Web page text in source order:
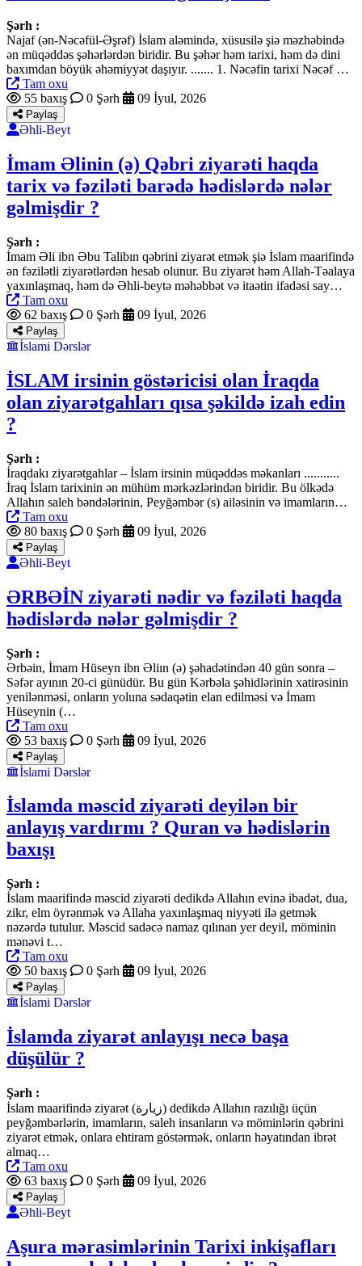
Şərh :
Najaf (ən-Nəcəfül-Əşrəf) İslam aləmində, xüsusilə şiə məzhəbində
ən müqəddəs şəhərlərdən biridir. Bu şəhər həm tarixi, həm də dini
baxımdan böyük əhəmiyyət daşıyır. ....... 1. Nəcəfin tarixi Nəcəf …
Tam oxu
55 baxış
0 Şərh 09 İyul, 2026
Paylaş
Əhli-Beyt
İmam Əlinin (ə) Qəbri ziyarəti haqda
tarix və fəziləti barədə hədislərdə nələr
gəlmişdir ?
Şərh :
İmam Əli ibn Əbu Talibın qəbrini ziyarət etmək şiə İslam maarifində
ən fəzilətli ziyarətlərdən hesab olunur. Bu ziyarət həm Allah-Təalaya
yaxınlaşmaq, həm də Əhli-beytə məhəbbət və itaətin ifadəsi say…
Tam oxu
62 baxış
0 Şərh 09 İyul, 2026
Paylaş
İslami Dərslər
İSLAM irsinin göstəricisi olan İraqda
olan ziyarətgahları qısa şəkildə izah edin
?
Şərh :
İraqdakı ziyarətgahlar – İslam irsinin müqəddəs məkanları ...........
İraq İslam tarixinin ən mühüm mərkəzlərindən biridir. Bu ölkədə
Allahın saleh bəndələrinin, Peyğəmbər (s) ailəsinin və imamların…
Tam oxu
80 baxış
0 Şərh 09 İyul, 2026
Paylaş
Əhli-Beyt
ƏRBƏİN ziyarəti nədir və fəziləti haqda
hədislərdə nələr gəlmişdir ?
Şərh :
Ərbəin, İmam Hüseyn ibn Əliın (ə) şəhadətindən 40 gün sonra –
Səfər ayının 20-ci günüdür. Bu gün Kərbəla şəhidlərinin xatirəsinin
yenilənməsi, onların yoluna sədaqətin elan edilməsi və İmam
Hüseynin (…
Tam oxu
53 baxış
0 Şərh 09 İyul, 2026
Paylaş
İslami Dərslər
İslamda məscid ziyarəti deyilən bir
anlayış vardırmı ? Quran və hədislərin
baxışı
Şərh :
İslam maarifində məscid ziyarəti dedikdə Allahın evinə ibadət, dua,
zikr, elm öyrənmək və Allaha yaxınlaşmaq niyyəti ilə getmək
nəzərdə tutulur. Məscid sadəcə namaz qılınan yer deyil, möminin
mənəvi t…
Tam oxu
50 baxış
0 Şərh 09 İyul, 2026
Paylaş
İslami Dərslər
İslamda ziyarət anlayışı necə başa
düşülür ?
Şərh :
İslam maarifində ziyarət (زيارة) dedikdə Allahın razılığı üçün
peyğəmbərlərin, imamların, saleh insanların və möminlərin qəbrini
ziyarət etmək, onlara ehtiram göstərmək, onların həyatından ibrət
almaq…
Tam oxu
63 baxış
0 Şərh 09 İyul, 2026
Paylaş
Əhli-Beyt
Aşura mərasimlərinin Tarixi inkişafları